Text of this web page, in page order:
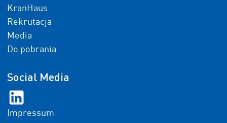
KranHaus
Rekrutacja
Media
Do pobrania
Social Media
Impressum